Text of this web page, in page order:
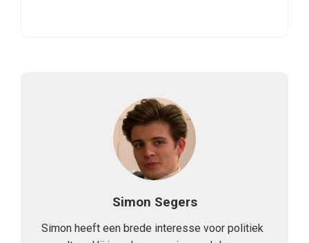
Simon Segers
Simon heeft een brede interesse voor politiek